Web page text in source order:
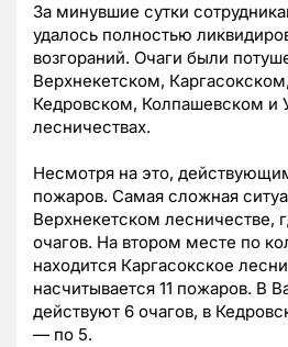
За минувшие сутки
удалось полностью
возгораний. Очаги были
Верхнекетском,
Кедровском, Колпашевском
лесничествах.
Несмотря на это,
пожаров. Самая сложная
Верхнекетском лесничестве,
очагов. На втором месте по
находится Каргасокское
насчитывается 11 пожаров. В
действуют 6 очагов, в
— по 5.